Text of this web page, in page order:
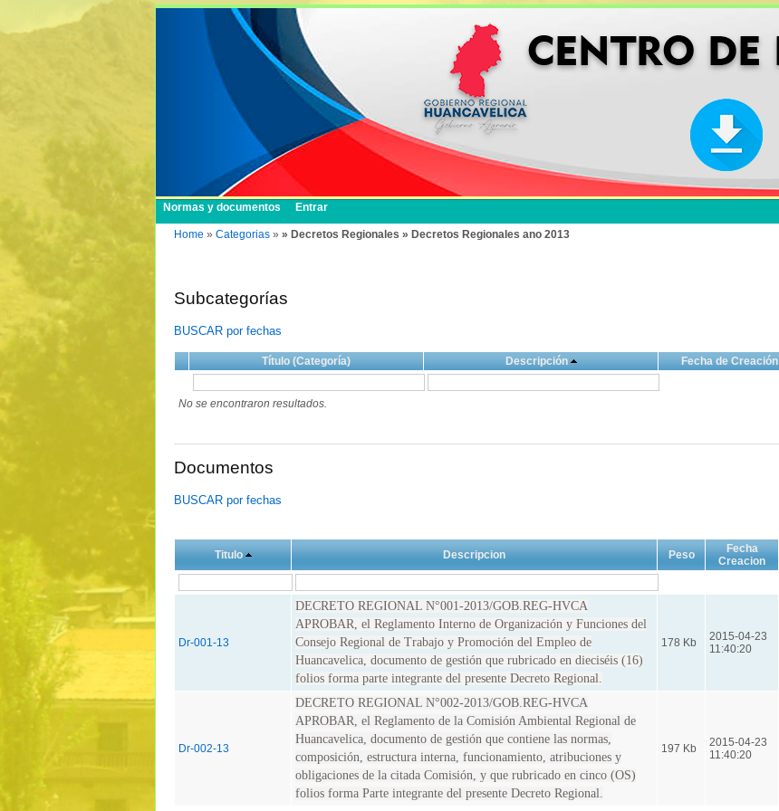
Normas y documentos Entrar
Home » Categorias » » Decretos Regionales » Decretos Regionales ano 2013
Subcategorías
BUSCAR por fechas
Título (Categoría) Descripción Fecha de Creación
No se encontraron resultados.
Documentos
BUSCAR por fechas
Titulo Descripcion Peso
Fecha
Creacion
Dr-001-13
DECRETO REGIONAL N°001-2013/GOB.REG-HVCA
APROBAR, el Reglamento Interno de Organización y Funciones del
Consejo Regional de Trabajo y Promoción del Empleo de
Huancavelica, documento de gestión que rubricado en dieciséis (16)
folios forma parte integrante del presente Decreto Regional.
178 Kb
2015-04-23
11:40:20
Dr-002-13
DECRETO REGIONAL N°002-2013/GOB.REG-HVCA
APROBAR, el Reglamento de la Comisión Ambiental Regional de
Huancavelica, documento de gestión que contiene las normas,
composición, estructura interna, funcionamiento, atribuciones y
obligaciones de la citada Comisión, y que rubricado en cinco (OS)
folios forma Parte integrante del presente Decreto Regional.
197 Kb
2015-04-23
11:40:20